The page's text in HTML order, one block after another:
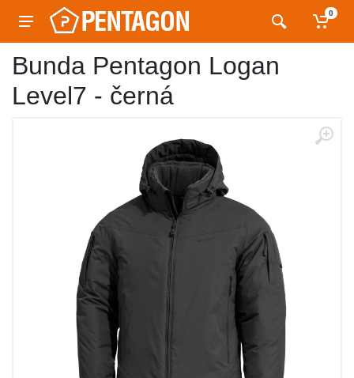
0
Bunda Pentagon Logan
Level7 - černá